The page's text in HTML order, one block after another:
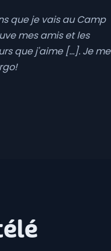
que je vais au Camp
mes amis et les
que j'aime [...]. Je me